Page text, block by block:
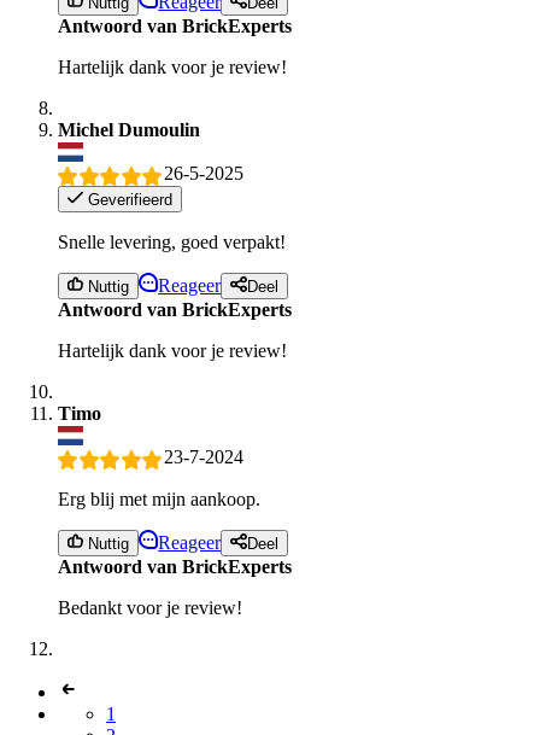
Antwoord van BrickExperts
Hartelijk dank voor je review!
Michel Dumoulin
26-5-2025
Geverifieerd
Snelle levering, goed verpakt!
Nuttig Reageer Deel
Antwoord van BrickExperts
Hartelijk dank voor je review!
Timo
23-7-2024
Erg blij met mijn aankoop.
Nuttig Reageer Deel
Antwoord van BrickExperts
Bedankt voor je review!
1